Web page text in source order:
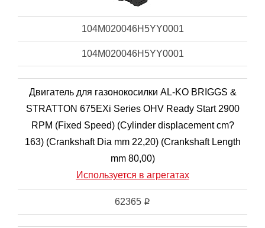
104M020046H5YY0001
104M020046H5YY0001
Двигатель для газонокосилки AL-KO BRIGGS &
STRATTON 675EXi Series OHV Ready Start 2900
RPM (Fixed Speed) (Cylinder displacement cm?
163) (Crankshaft Dia mm 22,20) (Crankshaft Length
mm 80,00)
Используется в агрегатах
62365 i